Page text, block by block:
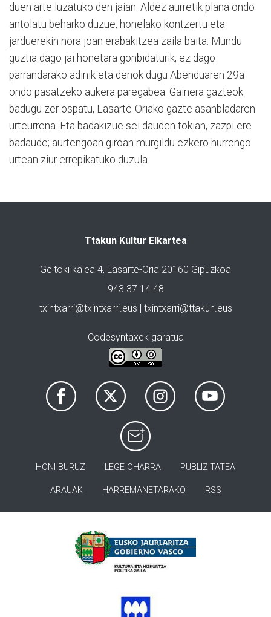
duen arte luzatuko den jaian. Aldez aurretik plana ondo
antolatu beharko duzue, honelako kontzertu eta
jarduerekin nora joan erabakitzea zaila baita. Mundu
guztia dago jai honetara gonbidaturik, ez dago
parrandarako adinik eta denok dugu Abenduaren 29a
ondo pasatzeko aukera paregabea. Gainera gazteok
badugu zer ospatu, Lasarte-Oriako gazte asanbladaren
urteurrena. Eta badakizue sei dauden tokian, zazpi ere
badaude; aurtengoan giroan murgildu ezkero hurrengo
urtean ziur errepikatuko duzula.
Ttakun Kultur Elkartea
Geltoki kalea 4, Lasarte-Oria 20160 Gipuzkoa
943 37 14 48
txintxarri@txintxarri.eus | txintxarri@ttakun.eus
Codesyntaxek garatua
HONI BURUZ LEGE OHARRA PUBLIZITATEA
ARAUAK HARREMANETARAKO RSS